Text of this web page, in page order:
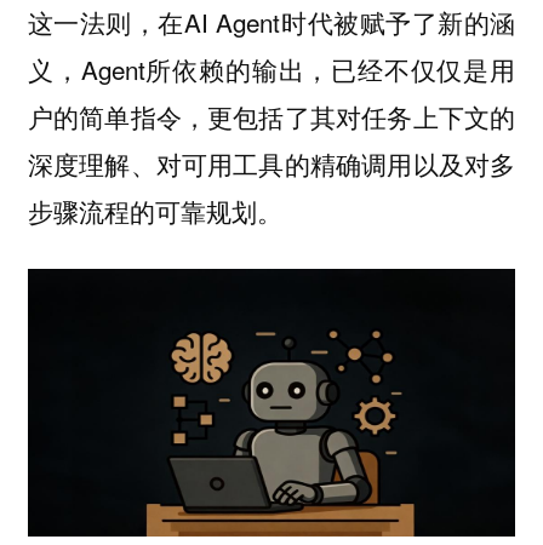
这一法则，在AI Agent时代被赋予了新的涵
义，Agent所依赖的输出，已经不仅仅是用
户的简单指令，更包括了其对任务上下文的
深度理解、对可用工具的精确调用以及对多
步骤流程的可靠规划。